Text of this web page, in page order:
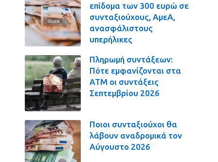
επίδομα των 300 ευρώ σε
συνταξιούχους, ΑμεΑ,
ανασφάλιστους
υπερήλικες
Πληρωμή συντάξεων:
Πότε εμφανίζονται στα
ΑΤΜ οι συντάξεις
Σεπτεμβρίου 2026
Ποιοι συνταξιούχοι θα
λάβουν αναδρομικά τον
Αύγουστο 2026